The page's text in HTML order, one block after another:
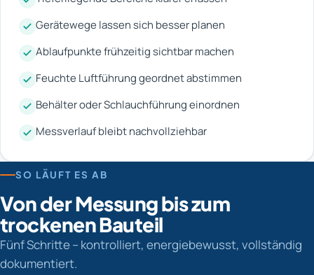
Gerätewege lassen sich besser planen
Ablaufpunkte frühzeitig sichtbar machen
Feuchte Luftführung geordnet abstimmen
Behälter oder Schlauchführung einordnen
Messverlauf bleibt nachvollziehbar
SO LÄUFT ES AB
Von der Messung bis zum
trockenen Bauteil
Fünf Schritte – kontrolliert, energiebewusst, vollständig
dokumentiert.